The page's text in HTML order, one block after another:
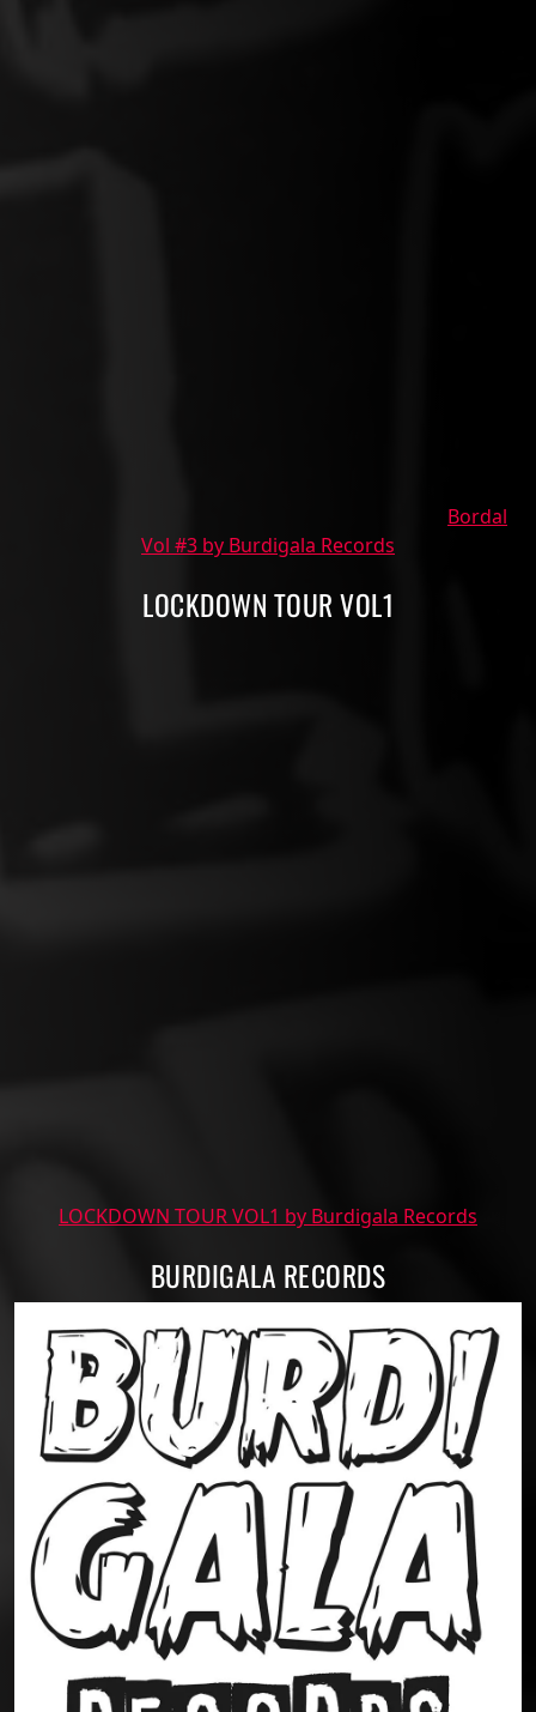
Bordal
Vol #3 by Burdigala Records
LOCKDOWN TOUR VOL1
LOCKDOWN TOUR VOL1 by Burdigala Records
BURDIGALA RECORDS